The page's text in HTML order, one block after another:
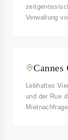
Verwaltung
Cannes
Lebhaftes
und der Rue